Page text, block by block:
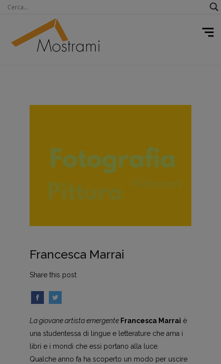
Francesca Marrai
Share this post
La giovane artista emergente Francesca Marrai è
una studentessa di lingue e letterature che ama i
libri e i mondi che essi portano alla luce.
Qualche anno fa ha scoperto un modo per uscire